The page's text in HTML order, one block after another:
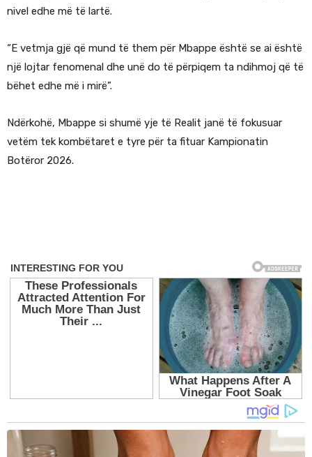
nivel edhe më të lartë.
“E vetmja gjë që mund të them për Mbappe është se ai është
një lojtar fenomenal dhe unë do të përpiqem ta ndihmoj që të
bëhet edhe më i mirë”.
Ndërkohë, Mbappe si shumë yje të Realit janë të fokusuar
vetëm tek kombëtaret e tyre për ta fituar Kampionatin
Botëror 2026.